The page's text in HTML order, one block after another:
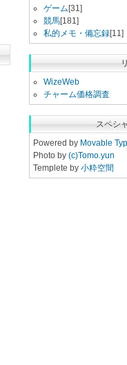
ゲーム [31]
競馬[181]
私的メモ・備忘録[11]
WizeWeb
チャーム価格調査
スペシ
Powered by Movable
Photo by (c)Tomo.yun
Templete by 小粋空間